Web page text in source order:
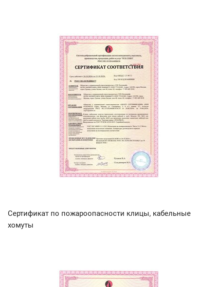
Сертификат по пожароопасности клицы, кабельные
хомуты